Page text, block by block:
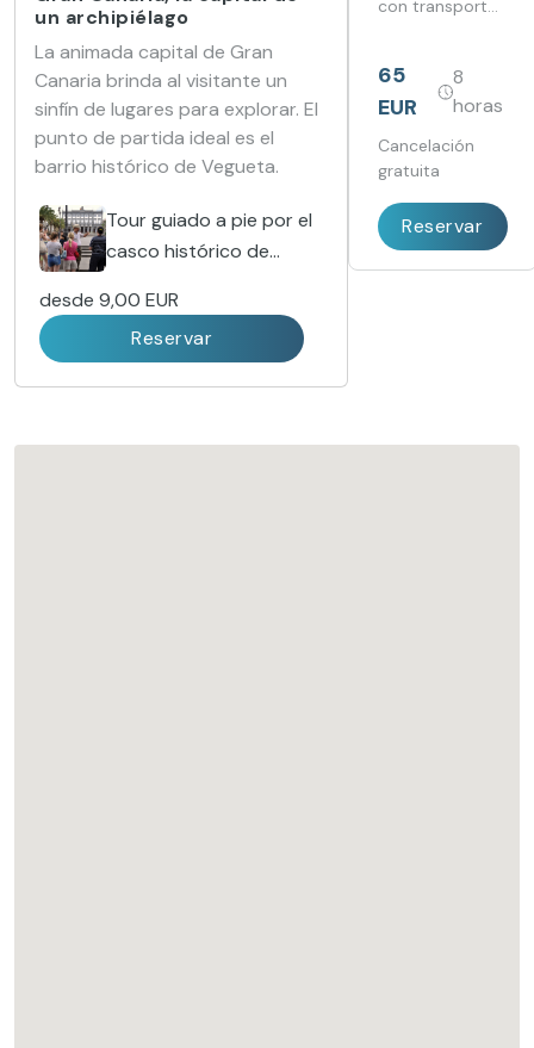
un archipiélago
La animada capital de Gran
Canaria brinda al visitante un
sinfín de lugares para explorar. El
punto de partida ideal es el
barrio histórico de Vegueta.
Tour guiado a pie por el
casco histórico de
desde 9,00 EUR
Reservar
Barceló
con transporte
ecosistemas
marinos de
todo el mundo.
65
EUR
8
horas
Cancelación
gratuita
Reservar